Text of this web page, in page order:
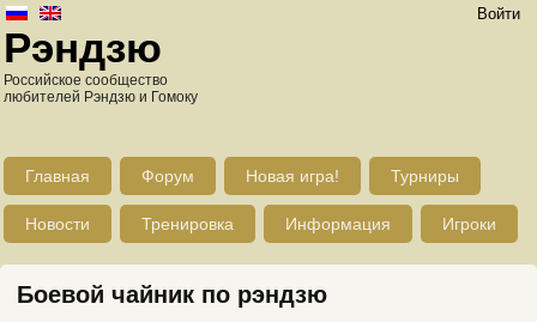
Войти
Рэндзю
Российское сообщество
любителей Рэндзю и Гомоку
Главная Форум Новая игра! Турниры
Новости Тренировка Информация Игроки
Боевой чайник по рэндзю